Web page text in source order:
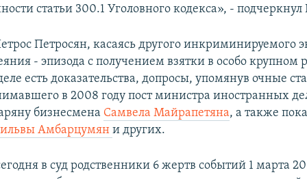
статьи 300.1 Уголовного кодекса», -
Петросян, касаясь другого инкриминируемого
- эпизода с получением взятки в особо крупном
есть доказательства, допросы, упомянув очные
в 2008 году пост министра иностранных
бизнесмена Самвела Майрапетяна, а также
Амбарцумяни других.
в суд родственники 6 жертв событий 1 марта